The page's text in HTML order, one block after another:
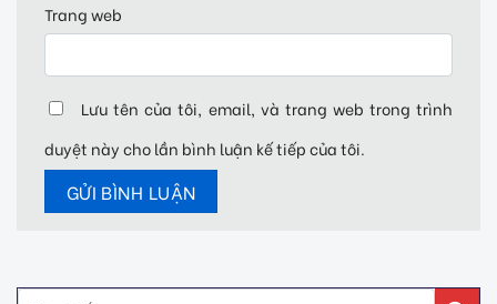
Trang web
Lưu tên của tôi, email, và trang web trong trình
duyệt này cho lần bình luận kế tiếp của tôi.